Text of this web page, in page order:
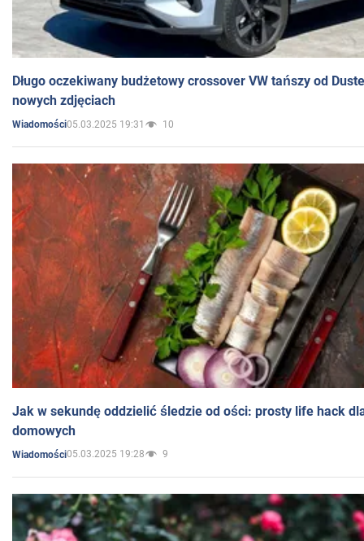
Długo oczekiwany budżetowy crossover VW tańszy od
nowych zdjęciach
Wiadomości05.03.2025 19:31 10
Jak w sekundę oddzielić śledzie od ości: prosty life hack
domowych
Wiadomości05.03.2025 19:28 9